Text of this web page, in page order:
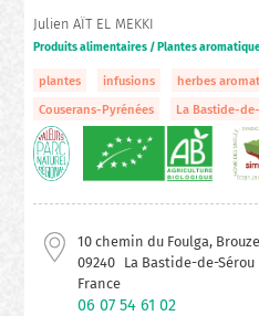
Julien AÏT EL MEKKI
Produits alimentaires / Plantes
plantes infusions herbes
Couserans-Pyrénées
La Bastide-
10 chemin du Foulga,
09240 La Bastide-de-Sérou
France
06 07 54 61 02